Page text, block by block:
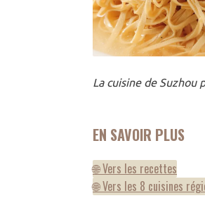
La cuisine de Suzhou
EN SAVOIR PLUS
🌐 Vers les recettes
🌐 Vers les 8 cuisines